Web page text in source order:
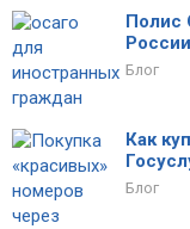
Полис
России
Блог
Как
Блог